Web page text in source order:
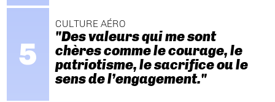
CULTURE AÉRO
"Des valeurs qui me sont
chères comme le courage, le
patriotisme, le sacrifice ou le
sens de l’engagement."